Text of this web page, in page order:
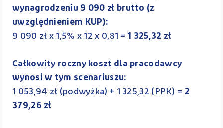
wynagrodzeniu 9 090 zł brutto (z
uwzględnieniem KUP):
9 090 zł x 1,5% x 12 x 0,81 = 1 325,32 zł
Całkowity roczny koszt dla pracodawcy
wynosi w tym scenariuszu:
1 053,94 zł (podwyżka) + 1 325,32 (PPK) = 2
379,26 zł